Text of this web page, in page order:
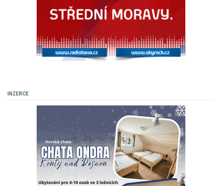
INZERCE